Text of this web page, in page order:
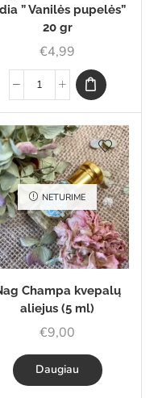
” Vanilės pupelės”
20 gr
€4,99
NETURIME
Champa kvepalų
aliejus (5 ml)
€9,00
Daugiau